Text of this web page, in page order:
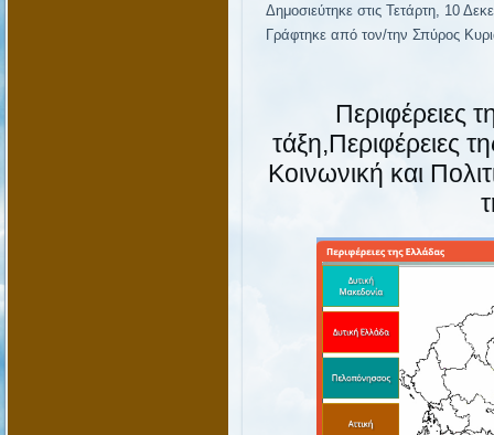
Δημοσιεύτηκε στις Τετάρτη, 10
Γράφτηκε από τον/την Σπύρος
Περιφέρειες
τάξη,Περιφέρειες
Κοινωνική και